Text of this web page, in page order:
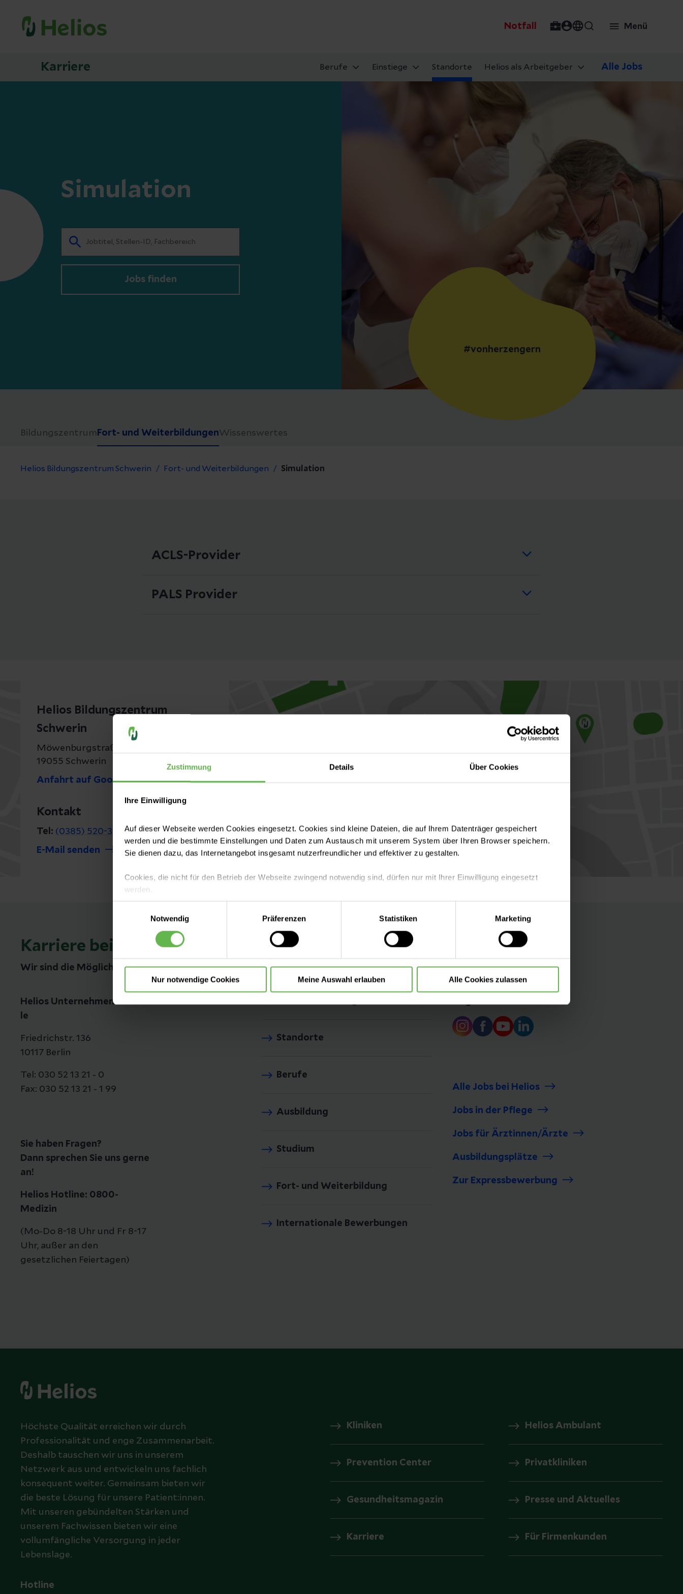
Zustimmung Details Über Cookies
Ihre Einwilligung
Auf dieser Webseite werden Cookies eingesetzt. Cookies sind kleine Dateien, die auf Ihrem Datenträger gespeichert
werden und die bestimmte Einstellungen und Daten zum Austausch mit unserem System über Ihren Browser speichern.
Sie dienen dazu, das Internetangebot insgesamt nutzerfreundlicher und effektiver zu gestalten.
Cookies, die nicht für den Betrieb der Webseite zwingend notwendig sind, dürfen nur mit Ihrer Einwilligung eingesetzt
werden.
Es steht Ihnen frei, unsere Seite mit nur den notwendigen Cookies zu benutzen, eine individuelle Auswahl hinsichtlich der
einzuwilligen. Ihre Auswahlentscheidung können Sie jederzeit ändern oder widerrufen.
Notwendig
Präferenzen Statistiken Marketing
Nur notwendige Cookies Meine Auswahl erlauben Alle Cookies zulassen
Notfall Menü
Karriere Berufe Einstiege Standorte Helios als Arbeitgeber Alle Jobs
Simulation
Jobs finden
#vonherzengern
Bildungszentrum Fort- und WeiterbildungenWissenswertes
Helios Bildungszentrum Schwerin Fort- und Weiterbildungen Simulation
ACLS-Provider
Regelmäßige Termine finden Sie in unserer
PALS Provider
Helios Bildungszentrum
Schwerin
Möwenburgstraße 27
19055 Schwerin
Anfahrt auf Google Maps
Kontakt
Tel: (0385) 520-3160
E-Mail senden
Karriere bei Helios
Wir sind die Möglichmacher
Helios Unternehmenszentra
le
Friedrichstr. 136
10117 Berlin
Tel: 030 52 13 21 - 0
Fax: 030 52 13 21 - 1 99
Sie haben Fragen?
Dann sprechen Sie uns gerne
an!
Helios Hotline: 0800-
Medizin
(Mo-Do 8-18 Uhr und Fr 8-17
Uhr, außer an den
gesetzlichen Feiertagen)
Standorte
Berufe
Ausbildung
Studium
Fort- und Weiterbildung
Internationale Bewerbungen
Alle Jobs bei Helios
Jobs in der Pflege
Jobs für Ärztinnen/Ärzte
Ausbildungsplätze
Zur Expressbewerbung
Höchste Qualität erreichen wir durch
Professionalität und enge Zusammenarbeit.
Deshalb tauschen wir uns in unserem
Netzwerk aus und entwickeln uns fachlich
konsequent weiter. Gemeinsam bieten wir
die beste Lösung für unsere Patient:innen.
Mit unseren gebündelten Stärken und
unserem Fachwissen bieten wir eine
vollumfängliche Versorgung in jeder
Lebenslage.
Hotline
Kliniken Helios Ambulant
Prevention Center Privatkliniken
Gesundheitsmagazin Presse und Aktuelles
Karriere Für Firmenkunden